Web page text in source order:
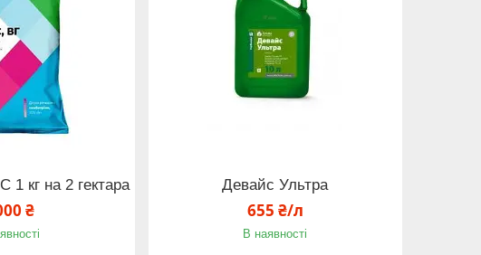
1 кг на 2 гектара
₴
Девайс Ультра
655 ₴/л
В наявності